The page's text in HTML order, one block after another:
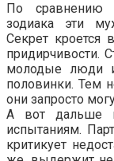
По сравнению
зодиака эти
Секрет кроется
придирчивости.
молодые люди
половинки. Тем
они запросто
А вот дальше
испытаниям.
критикует